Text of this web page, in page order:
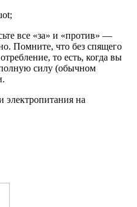
все «за» и «против» —
Помните, что без спящего
то есть, когда вы
силу (обычном
на